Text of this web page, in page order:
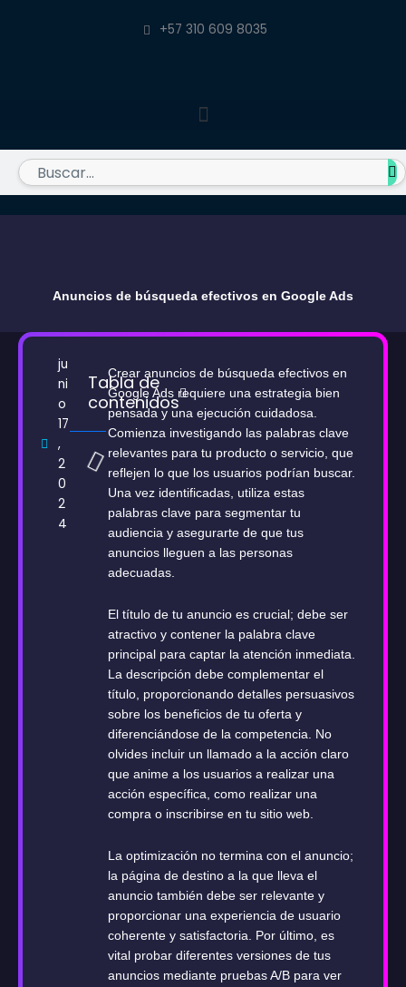
+57 310 609 8035
Buscar
Anuncios de búsqueda efectivos en Google Ads
ju
ni
o
17
,
2
0
2
4
Tabla de
contenidos
Crear anuncios de búsqueda efectivos en
Google Ads requiere una estrategia bien
pensada y una ejecución cuidadosa.
Comienza investigando las palabras clave
relevantes para tu producto o servicio, que
reflejen lo que los usuarios podrían buscar.
Una vez identificadas, utiliza estas
palabras clave para segmentar tu
audiencia y asegurarte de que tus
anuncios lleguen a las personas
adecuadas.
El título de tu anuncio es crucial; debe ser
atractivo y contener la palabra clave
principal para captar la atención inmediata.
La descripción debe complementar el
título, proporcionando detalles persuasivos
sobre los beneficios de tu oferta y
diferenciándose de la competencia. No
olvides incluir un llamado a la acción claro
que anime a los usuarios a realizar una
acción específica, como realizar una
compra o inscribirse en tu sitio web.
La optimización no termina con el anuncio;
la página de destino a la que lleva el
anuncio también debe ser relevante y
proporcionar una experiencia de usuario
coherente y satisfactoria. Por último, es
vital probar diferentes versiones de tus
anuncios mediante pruebas A/B para ver